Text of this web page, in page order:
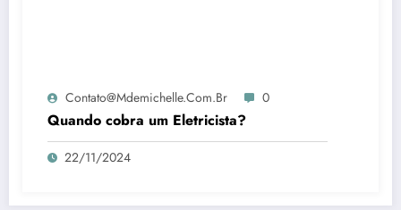
Contato@mdemichelle.com.br 0
Quando cobra um Eletricista?
22/11/2024